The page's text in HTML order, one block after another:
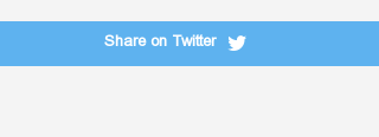
Share on Twitter